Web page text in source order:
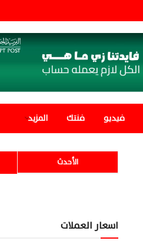
فيديو فنتك المزيد
الأحدث
اسعار العملات